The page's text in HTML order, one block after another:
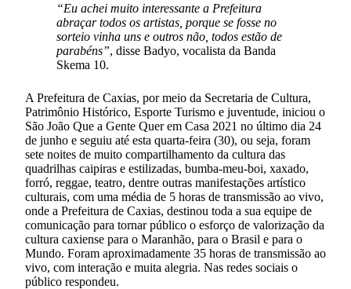
“Eu achei muito interessante a Prefeitura
abraçar todos os artistas, porque se fosse no
sorteio vinha uns e outros não, todos estão de
parabéns”, disse Badyo, vocalista da Banda
Skema 10.
A Prefeitura de Caxias, por meio da Secretaria de Cultura,
Patrimônio Histórico, Esporte Turismo e juventude, iniciou o
São João Que a Gente Quer em Casa 2021 no último dia 24
de junho e seguiu até esta quarta-feira (30), ou seja, foram
sete noites de muito compartilhamento da cultura das
quadrilhas caipiras e estilizadas, bumba-meu-boi, xaxado,
forró, reggae, teatro, dentre outras manifestações artístico
culturais, com uma média de 5 horas de transmissão ao vivo,
onde a Prefeitura de Caxias, destinou toda a sua equipe de
comunicação para tornar público o esforço de valorização da
cultura caxiense para o Maranhão, para o Brasil e para o
Mundo. Foram aproximadamente 35 horas de transmissão ao
vivo, com interação e muita alegria. Nas redes sociais o
público respondeu.